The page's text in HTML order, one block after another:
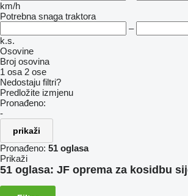
km/h
Potrebna snaga traktora
–
k.s.
Osovine
Broj osovina
1 osa 2 ose
Nedostaju filtri?
Predložite izmjenu
Pronađeno:
-
prikaži
Pronađeno: 51 oglasa
Prikaži
51 oglasa: JF oprema za kosidbu